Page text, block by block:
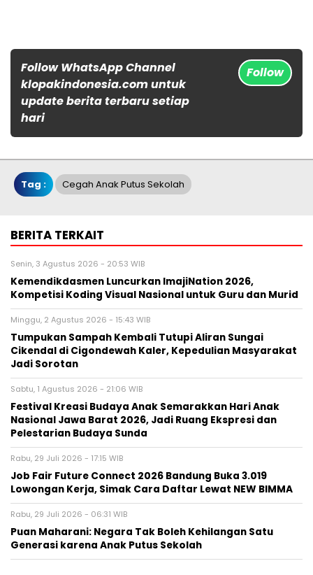
Follow WhatsApp Channel
klopakindonesia.com untuk
update berita terbaru setiap
hari
Follow
Tag : Cegah Anak Putus Sekolah
BERITA TERKAIT
Senin, 3 Agustus 2026 - 20:53 WIB
Kemendikdasmen Luncurkan ImajiNation 2026,
Kompetisi Koding Visual Nasional untuk Guru dan Murid
Minggu, 2 Agustus 2026 - 15:43 WIB
Tumpukan Sampah Kembali Tutupi Aliran Sungai
Cikendal di Cigondewah Kaler, Kepedulian Masyarakat
Jadi Sorotan
Sabtu, 1 Agustus 2026 - 21:06 WIB
Festival Kreasi Budaya Anak Semarakkan Hari Anak
Nasional Jawa Barat 2026, Jadi Ruang Ekspresi dan
Pelestarian Budaya Sunda
Rabu, 29 Juli 2026 - 17:15 WIB
Job Fair Future Connect 2026 Bandung Buka 3.019
Lowongan Kerja, Simak Cara Daftar Lewat NEW BIMMA
Rabu, 29 Juli 2026 - 06:31 WIB
Puan Maharani: Negara Tak Boleh Kehilangan Satu
Generasi karena Anak Putus Sekolah